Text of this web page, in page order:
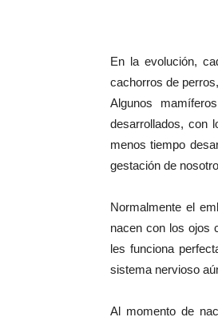
En la evolución,
cachorros de
Algunos
desarrollados, con
menos tiempo
gestación de
Normalmente el
nacen con los ojos
les funciona
sistema nervioso
Al momento de